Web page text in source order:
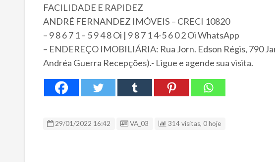
FACILIDADE E RAPIDEZ
ANDRÉ FERNANDEZ IMÓVEIS – CRECI 10820
– 9 8 6 7 1 – 5 9 4 8 Oi | 9 8 7 1 4-5 6 0 2 Oi WhatsApp
– ENDEREÇO IMOBILIÁRIA: Rua Jorn. Edson Régis, 790
Andréa Guerra Recepções).- Ligue e agende sua visita.
29/01/2022 16:42 ID Anúncio
VA_03 314 visitas, 0 hoje